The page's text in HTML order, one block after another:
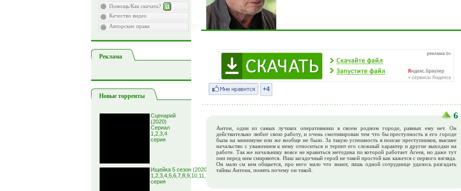
Помощь/Как скачать?
Качество видео
Авторские права
Реклама
Новые торренты
Сценарий
(2020)
Сериал
1,2,3,4
серия
Ищейка 5 сезон (2020) Сериал
1,2,3,4,5,6,7,8,9,10,11,12,13,14,15,16
серия
+4
6
Антон, один из самых лучших оперативники в своем родном городе, равных ему нет. Он
действительно любит свою работу, и очень смотивирован тем что бы преступность в его городе
была на минимуме или же вообще не было. За такую успешность в поиске преступников, высшее
начальство с уважением к нему относиться и терпит его сложный характер и другие выходки на
работе. Так же начальнику вовсе не нравиться методика по которой работает Агеев, но даже тут
они перед ним смиряются. Наш загадочный герой не такой простой как кажется с первого взгляда.
Он мало см кем общается, про него мало что знают, лишь одной сотруднице удалось разгадать
тайны Антона, понять почему он такой.